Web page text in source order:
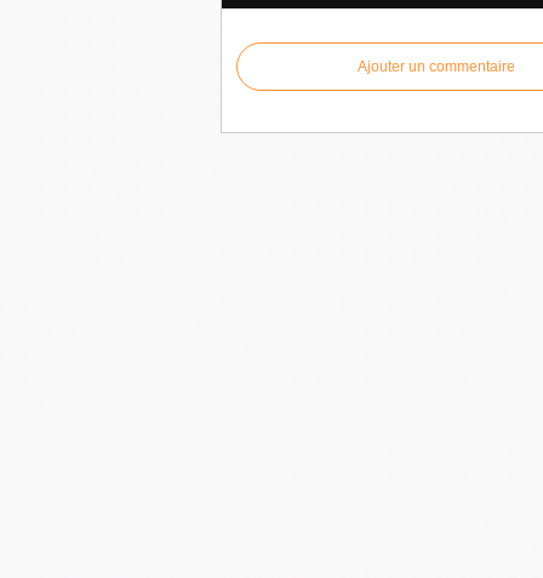
Ajouter un commentaire